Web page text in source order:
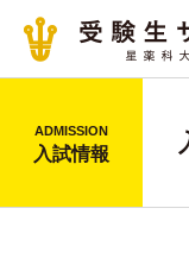
ADMISSION
入試情報